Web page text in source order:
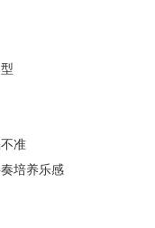
以及休止符等等，这些符
要能够正确的识别出来。
中找到节奏符号识别的
准
培养乐感